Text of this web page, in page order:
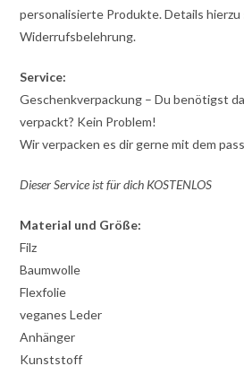
personalisierte Produkte. Details
Widerrufsbelehrung.
Service:
Geschenkverpackung – Du benötigst
verpackt? Kein Problem!
Wir verpacken es dir gerne mit dem
Dieser Service ist für dich KOSTENLOS
Material und Größe:
Filz
Baumwolle
Flexfolie
veganes Leder
Anhänger
Kunststoff